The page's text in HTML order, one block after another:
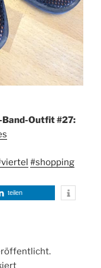
Outfit #27:
#shopping
teilen